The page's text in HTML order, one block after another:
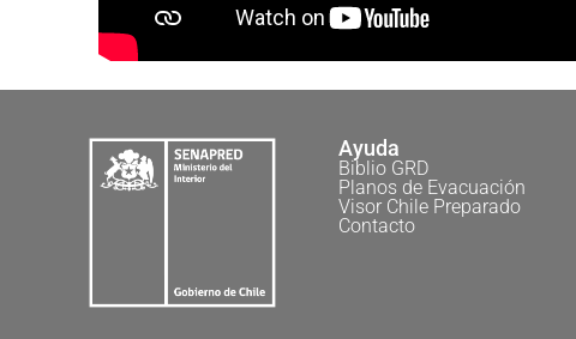
Ayuda
Biblio GRD
Planos de Evacuación
Visor Chile Preparado
Contacto